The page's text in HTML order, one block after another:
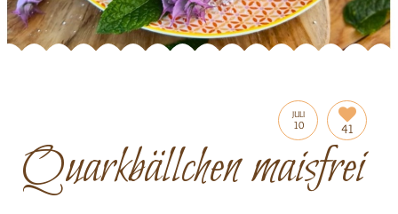
JULI
10 41
Quarkbällchen maisfrei